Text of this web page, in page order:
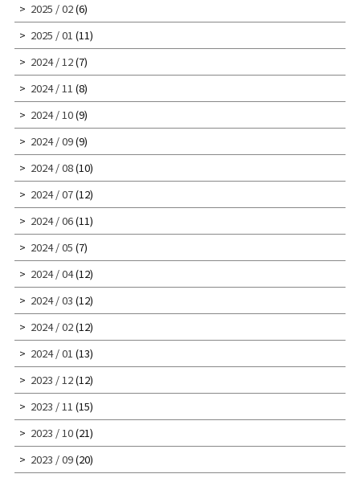
2025 / 02(6)
2025 / 01 (11)
2024 / 12(7)
2024 / 11 (8)
2024 / 10(9)
2024 / 09(9)
2024 / 08(10)
2024 / 07(12)
2024 / 06(11)
2024 / 05 (7)
2024 / 04(12)
2024 / 03 (12)
2024 / 02(12)
2024 / 01 (13)
2023 / 12(12)
2023 / 11 (15)
2023 / 10(21)
2023 / 09(20)